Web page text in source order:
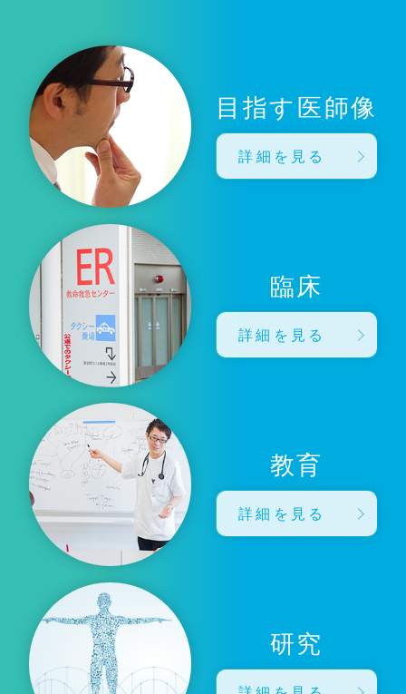
目指す医師像
詳細を見る
臨床
詳細を見る
教育
詳細を見る
研究